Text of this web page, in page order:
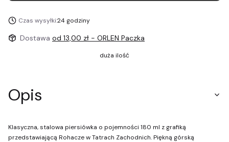
Czas wysyłki:24 godziny
Dostawa od 13,00 zł - ORLEN Paczka
duża ilość
Opis
Klasyczna, stalowa piersiówka o pojemności 180 ml z grafiką
przedstawiającą Rohacze w Tatrach Zachodnich. Piękną górską